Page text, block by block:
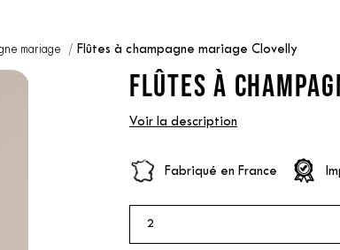
mariage Flûtes à champagne mariage Clovelly
FLÛTES À
Voir la description
Fabriqué en France